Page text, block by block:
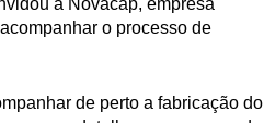
a Novacap, empresa
o processo de
de perto a fabricação do